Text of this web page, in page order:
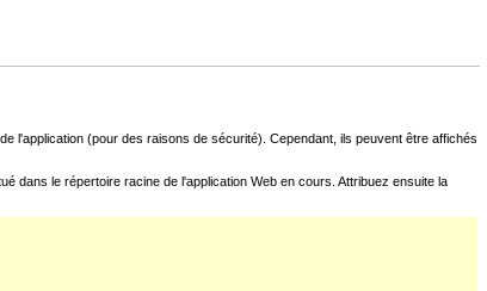
l'application (pour des raisons de sécurité). Cependant, ils peuvent être affichés
dans le répertoire racine de l'application Web en cours. Attribuez ensuite la